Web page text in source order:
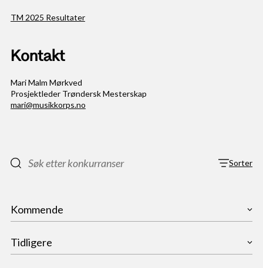
TM 2025 Resultater
Kontakt
Mari Malm Mørkved
Prosjektleder Trøndersk Mesterskap
mari@musikkorps.no
Sorter
Kommende
2026
Tidligere